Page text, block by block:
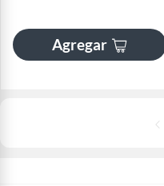
Agregar